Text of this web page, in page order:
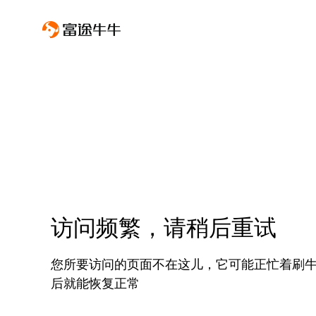
访问频繁，请稍后重试
您所要访问的页面不在这儿，它可能正忙着刷
后就能恢复正常